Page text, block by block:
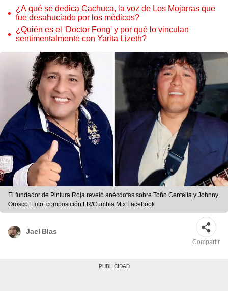
¿A qué se dedica Cachuca, la voz de Los Mojarras que
fue desahuciado por los médicos?
¿Quién es el 'Doctor Fong' y por qué lo vinculan
sentimentalmente con Yarita Lizeth?
El fundador de Pintura Roja reveló anécdotas sobre Toño Centella y Johnny
Orosco. Foto: composición LR/Cumbia Mix Facebook
Jael Blas
Compartir